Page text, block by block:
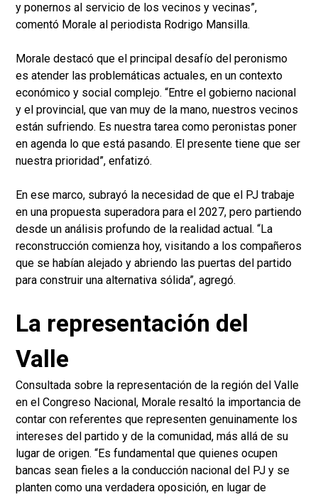
y ponernos al servicio de los vecinos y vecinas”,
comentó Morale al periodista Rodrigo Mansilla.
Morale destacó que el principal desafío del peronismo
es atender las problemáticas actuales, en un contexto
económico y social complejo. “Entre el gobierno nacional
y el provincial, que van muy de la mano, nuestros vecinos
están sufriendo. Es nuestra tarea como peronistas poner
en agenda lo que está pasando. El presente tiene que ser
nuestra prioridad”, enfatizó.
En ese marco, subrayó la necesidad de que el PJ trabaje
en una propuesta superadora para el 2027, pero partiendo
desde un análisis profundo de la realidad actual. “La
reconstrucción comienza hoy, visitando a los compañeros
que se habían alejado y abriendo las puertas del partido
para construir una alternativa sólida”, agregó.
La representación del
Valle
Consultada sobre la representación de la región del Valle
en el Congreso Nacional, Morale resaltó la importancia de
contar con referentes que representen genuinamente los
intereses del partido y de la comunidad, más allá de su
lugar de origen. “Es fundamental que quienes ocupen
bancas sean fieles a la conducción nacional del PJ y se
planten como una verdadera oposición, en lugar de